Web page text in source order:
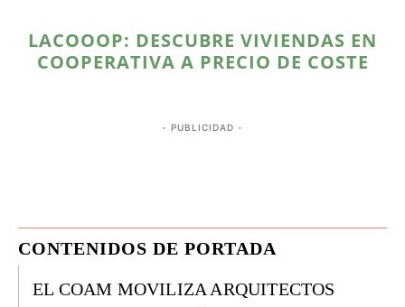
LACOOOP: DESCUBRE VIVIENDAS EN
COOPERATIVA A PRECIO DE COSTE
- PUBLICIDAD -
CONTENIDOS DE PORTADA
EL COAM MOVILIZA ARQUITECTOS